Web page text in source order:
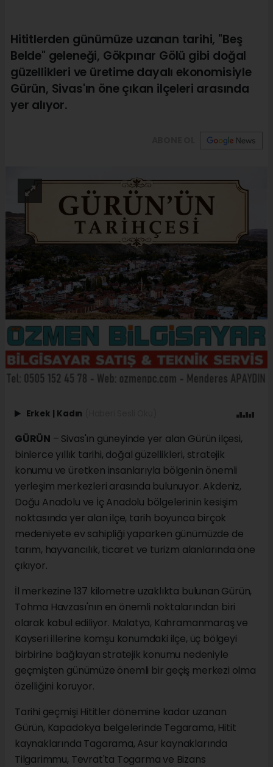
Hititlerden günümüze uzanan tarihi, "Beş
Belde" geleneği, Gökpınar Gölü gibi doğal
güzellikleri ve üretime dayalı ekonomisiyle
Gürün, Sivas'ın öne çıkan ilçeleri arasında
yer alıyor.
Erkek | Kadın
GÜRÜN – Sivas'ın güneyinde yer alan Gürün ilçesi,
binlerce yıllık tarihi, doğal güzellikleri, stratejik
konumu ve üretken insanlarıyla bölgenin önemli
yerleşim merkezleri arasında bulunuyor. Akdeniz,
Doğu Anadolu ve İç Anadolu bölgelerinin kesişim
noktasında yer alan ilçe, tarih boyunca birçok
medeniyete ev sahipliği yaparken günümüzde de
tarım, hayvancılık, ticaret ve turizm alanlarında öne
çıkıyor.
İl merkezine 137 kilometre uzaklıkta bulunan Gürün,
Tohma Havzası'nın en önemli noktalarından biri
olarak kabul ediliyor. Malatya, Kahramanmaraş ve
Kayseri illerine komşu konumdaki ilçe, üç bölgeyi
birbirine bağlayan stratejik konumu nedeniyle
geçmişten günümüze önemli bir geçiş merkezi olma
özelliğini koruyor.
Tarihi geçmişi Hititler dönemine kadar uzanan
Gürün, Kapadokya belgelerinde Tegarama, Hitit
kaynaklarında Tagarama, Asur kaynaklarında
Tilgarimmu, Tevrat'ta Togarma ve Bizans